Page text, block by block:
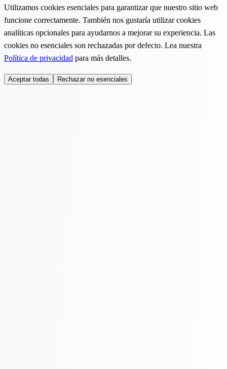
Utilizamos cookies esenciales para garantizar que nuestro sitio web
funcione correctamente. También nos gustaría utilizar cookies
analíticas opcionales para ayudarnos a mejorar su experiencia. Las
cookies no esenciales son rechazadas por defecto. Lea nuestra
Política de privacidad para más detalles.
Aceptar todas Rechazar no esenciales